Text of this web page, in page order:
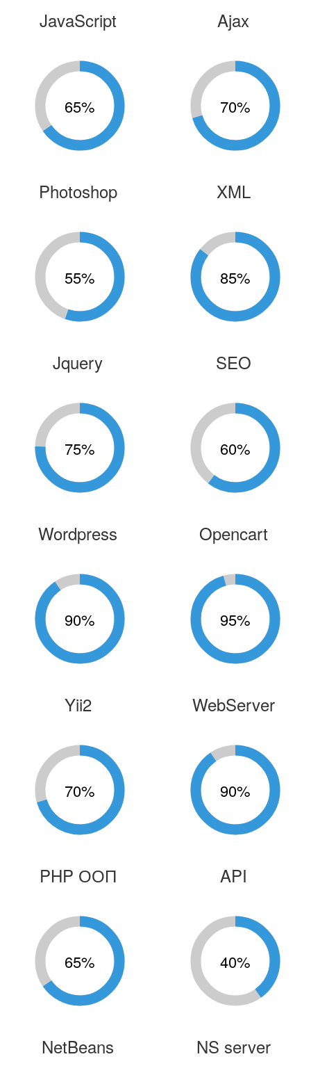
JavaScript
65%
Ajax
70%
Photoshop
55%
XML
85%
Jquery
75%
SEO
60%
Wordpress
90%
Opencart
95%
Yii2
70%
WebServer
90%
PHP ООП
65%
API
40%
NetBeans NS server